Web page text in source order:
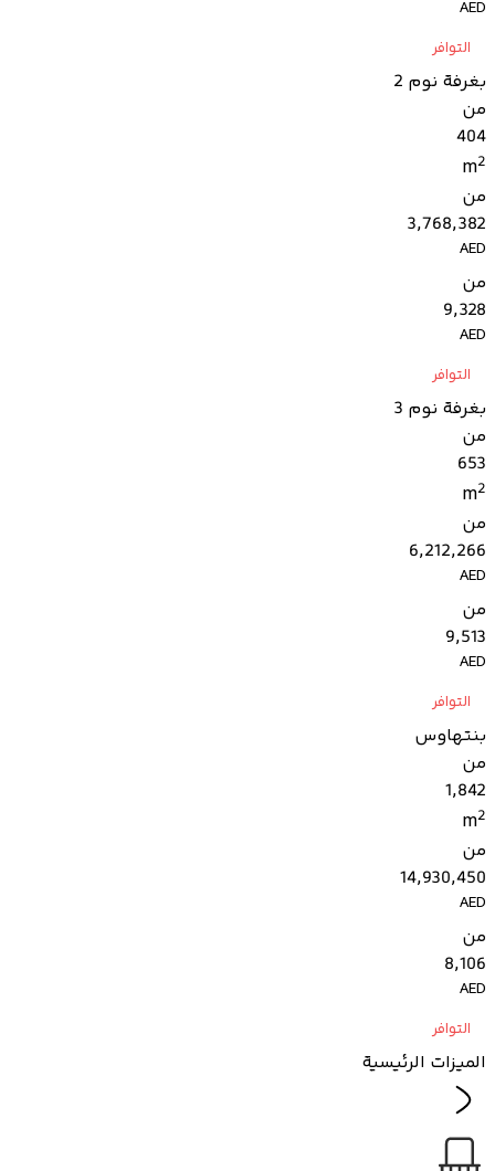
AED
التوافر
بغرفة نوم 2
من
404
m2
من
3,768,382
AED
من
9,328
AED
التوافر
بغرفة نوم 3
من
653
m2
من
6,212,266
AED
من
9,513
AED
التوافر
بنتهاوس
من
1,842
m2
من
14,930,450
AED
من
8,106
AED
التوافر
الميزات الرئيسية